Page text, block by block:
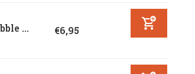
... €6,95